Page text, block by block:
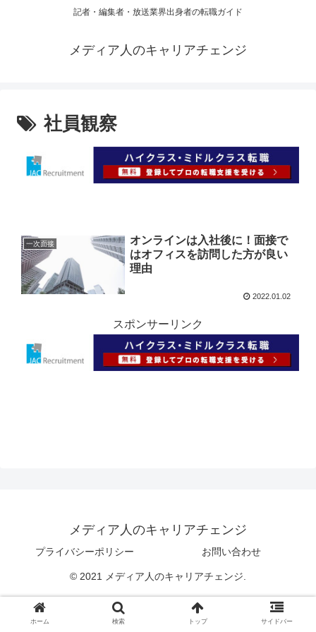
記者・編集者・放送業界出身者の転職ガイド
メディア人のキャリアチェンジ
社員観察
一次面接
オンラインは入社後に！面接で
はオフィスを訪問した方が良い
理由
2022.01.02
スポンサーリンク
メディア人のキャリアチェンジ
プライバシーポリシー お問い合わせ
© 2021 メディア人のキャリアチェンジ.
ホーム 検索 トップ サイドバー